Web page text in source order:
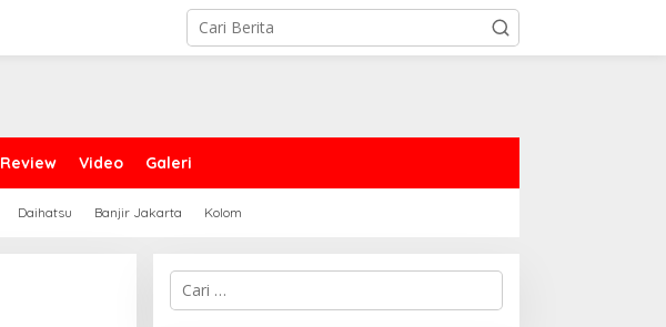
Review Video Galeri
Daihatsu Banjir Jakarta Kolom
Cari
untuk: